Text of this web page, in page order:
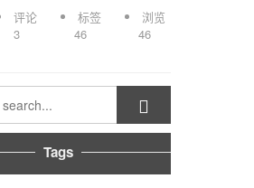
评论
3
标签
46
浏览
46

Tags